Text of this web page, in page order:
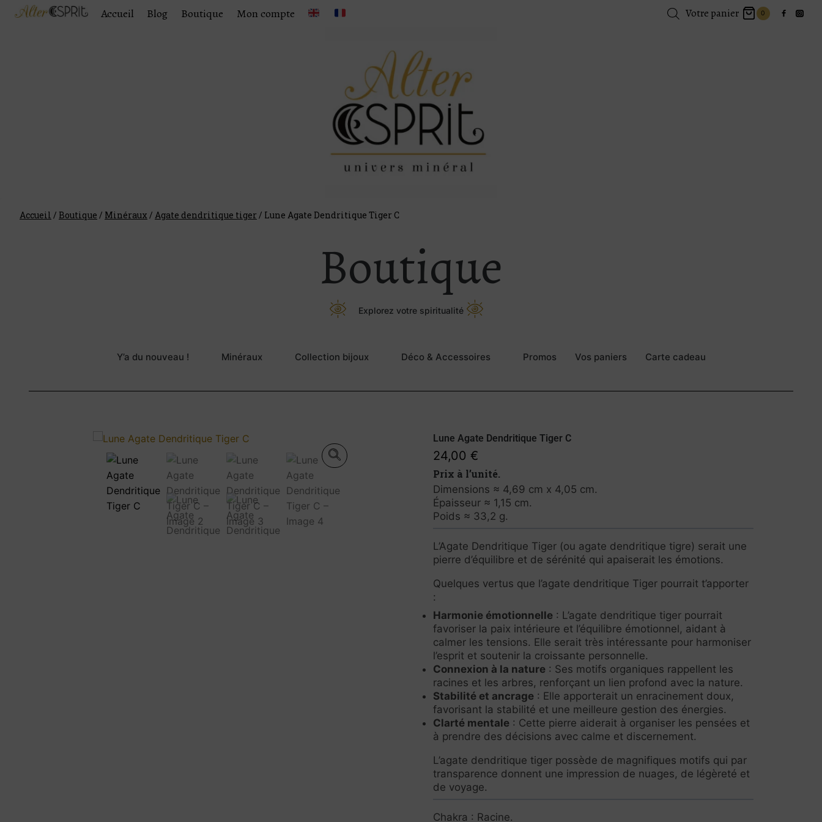
Accueil Blog Boutique Mon compte Votre panier 0
Accueil / Boutique / Minéraux / Agate dendritique tiger/ Lune Agate Dendritique Tiger C
Boutique
Explorez votre spiritualité
Y’a du nouveau ! Minéraux Collection bijoux Déco & Accessoires Promos Vos paniers Carte cadeau
Lune Agate Dendritique Tiger C
24,00 €
Prix à l’unité.
Dimensions ≈ 4,69 cm x 4,05 cm.
Épaisseur ≈ 1,15 cm.
Poids ≈ 33,2 g.
L’Agate Dendritique Tiger (ou agate dendritique tigre) serait une
pierre d’équilibre et de sérénité qui apaiserait les émotions.
Quelques vertus que l’agate dendritique Tiger pourrait t’apporter
:
Harmonie émotionnelle : L’agate dendritique tiger pourrait
favoriser la paix intérieure et l’équilibre émotionnel, aidant à
calmer les tensions. Elle serait très intéressante pour harmoniser
l’esprit et soutenir la croissante personnelle.
Connexion à la nature : Ses motifs organiques rappellent les
racines et les arbres, renforçant un lien profond avec la nature.
Stabilité et ancrage : Elle apporterait un enracinement doux,
favorisant la stabilité et une meilleure gestion des énergies.
Clarté mentale : Cette pierre aiderait à organiser les pensées et
à prendre des décisions avec calme et discernement.
L’agate dendritique tiger possède de magnifiques motifs qui par
transparence donnent une impression de nuages, de légèreté et
de voyage.
Chakra : Racine.